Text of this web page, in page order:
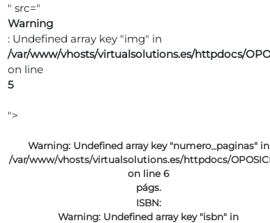
" src="
Warning
: Undefined array key "img" in
/var/www/vhosts/virtualsolutions.es/httpdocs/
on line
5
">
Warning: Undefined array key "numero_paginas" in
/var/www/vhosts/virtualsolutions.es/httpdocs/
on line6
págs.
ISBN:
Warning: Undefined array key "isbn" in